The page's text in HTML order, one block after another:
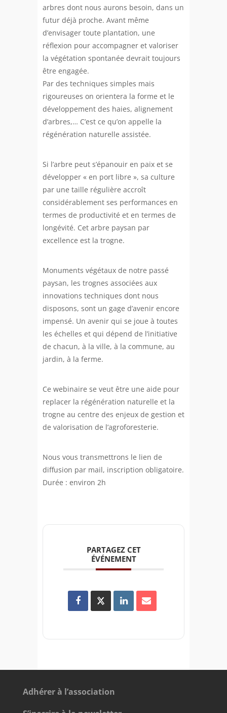
arbres dont nous aurons besoin, dans un
futur déjà proche. Avant même
d’envisager toute plantation, une
réflexion pour accompagner et valoriser
la végétation spontanée devrait toujours
être engagée.
Par des techniques simples mais
rigoureuses on orientera la forme et le
développement des haies, alignement
d’arbres,… C’est ce qu’on appelle la
régénération naturelle assistée.
Si l’arbre peut s’épanouir en paix et se
développer « en port libre », sa culture
par une taille régulière accroît
considérablement ses performances en
termes de productivité et en termes de
longévité. Cet arbre paysan par
excellence est la trogne.
Monuments végétaux de notre passé
paysan, les trognes associées aux
innovations techniques dont nous
disposons, sont un gage d’avenir encore
impensé. Un avenir qui se joue à toutes
les échelles et qui dépend de l’initiative
de chacun, à la ville, à la commune, au
jardin, à la ferme.
Ce webinaire se veut être une aide pour
replacer la régénération naturelle et la
trogne au centre des enjeux de gestion et
de valorisation de l’agroforesterie.
Nous vous transmettrons le lien de
diffusion par mail, inscription obligatoire.
Durée : environ 2h
PARTAGEZ CET
ÉVÉNEMENT
Adhérer à l’association